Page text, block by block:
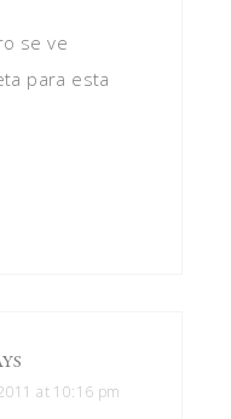
se ve
para esta
at 10:16 pm